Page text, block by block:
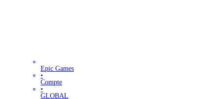
Epic Games
•
Compte
•
GLOBAL